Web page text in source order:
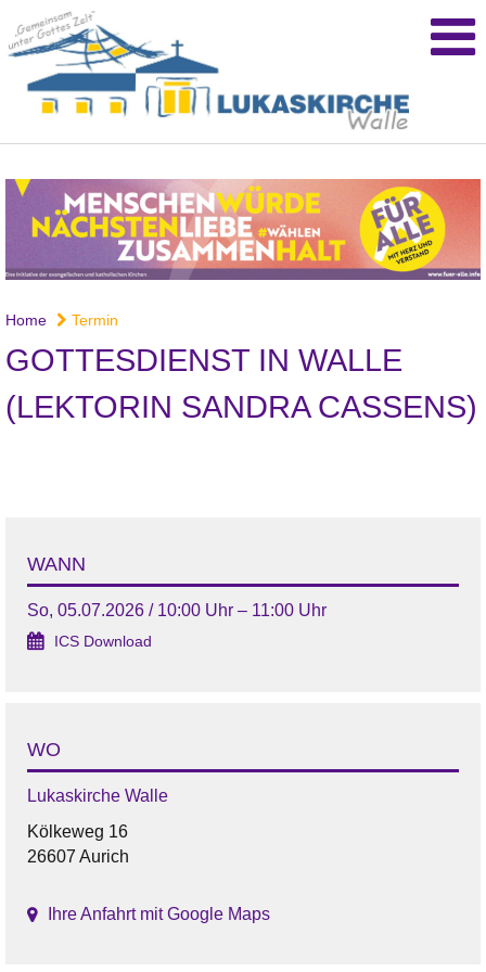
Home Termin
GOTTESDIENST IN WALLE
(LEKTORIN SANDRA CASSENS)
WANN
So, 05.07.2026 / 10:00 Uhr – 11:00 Uhr
ICS Download
WO
Lukaskirche Walle
Kölkeweg 16
26607 Aurich
Ihre Anfahrt mit Google Maps